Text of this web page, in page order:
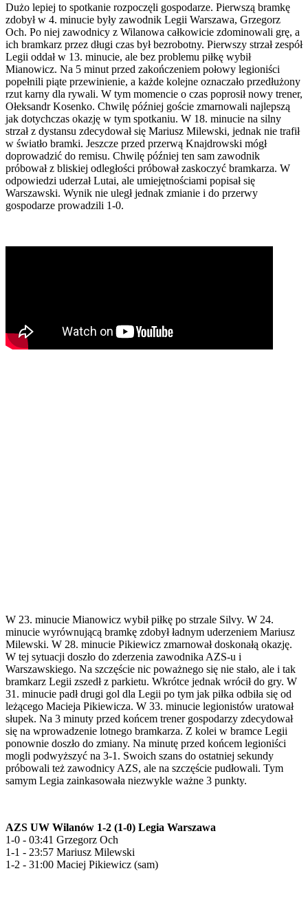
Dużo lepiej to spotkanie rozpoczęli gospodarze. Pierwszą bramkę
zdobył w 4. minucie były zawodnik Legii Warszawa, Grzegorz
Och. Po niej zawodnicy z Wilanowa całkowicie zdominowali grę, a
ich bramkarz przez długi czas był bezrobotny. Pierwszy strzał zespół
Legii oddał w 13. minucie, ale bez problemu piłkę wybił
Mianowicz. Na 5 minut przed zakończeniem połowy legioniści
popełnili piąte przewinienie, a każde kolejne oznaczało przedłużony
rzut karny dla rywali. W tym momencie o czas poprosił nowy trener,
Ołeksandr Kosenko. Chwilę później goście zmarnowali najlepszą
jak dotychczas okazję w tym spotkaniu. W 18. minucie na silny
strzał z dystansu zdecydował się Mariusz Milewski, jednak nie trafił
w światło bramki. Jeszcze przed przerwą Knajdrowski mógł
doprowadzić do remisu. Chwilę później ten sam zawodnik
próbował z bliskiej odległości próbował zaskoczyć bramkarza. W
odpowiedzi uderzał Lutai, ale umiejętnościami popisał się
Warszawski. Wynik nie uległ jednak zmianie i do przerwy
gospodarze prowadzili 1-0.
W 23. minucie Mianowicz wybił piłkę po strzale Silvy. W 24.
minucie wyrównującą bramkę zdobył ładnym uderzeniem Mariusz
Milewski. W 28. minucie Pikiewicz zmarnował doskonałą okazję.
W tej sytuacji doszło do zderzenia zawodnika AZS-u i
Warszawskiego. Na szczęście nic poważnego się nie stało, ale i tak
bramkarz Legii zszedł z parkietu. Wkrótce jednak wrócił do gry. W
31. minucie padł drugi gol dla Legii po tym jak piłka odbiła się od
leżącego Macieja Pikiewicza. W 33. minucie legionistów uratował
słupek. Na 3 minuty przed końcem trener gospodarzy zdecydował
się na wprowadzenie lotnego bramkarza. Z kolei w bramce Legii
ponownie doszło do zmiany. Na minutę przed końcem legioniści
mogli podwyższyć na 3-1. Swoich szans do ostatniej sekundy
próbowali też zawodnicy AZS, ale na szczęście pudłowali. Tym
samym Legia zainkasowała niezwykle ważne 3 punkty.
AZS UW Wilanów 1-2 (1-0) Legia Warszawa
1-0 - 03:41 Grzegorz Och
1-1 - 23:57 Mariusz Milewski
1-2 - 31:00 Maciej Pikiewicz (sam)